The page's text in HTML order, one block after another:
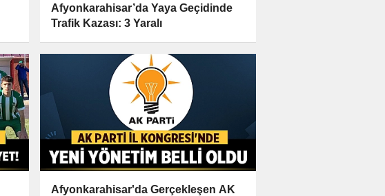
Afyonkarahisar’da Yaya Geçidinde
Trafik Kazası: 3 Yaralı
Afyonkarahisar'da Gerçekleşen AK